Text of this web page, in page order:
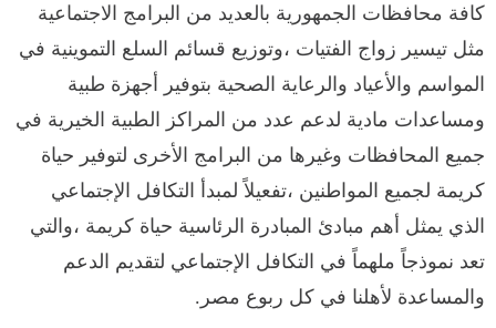
كافة محافظات الجمهورية بالعديد من البرامج الاجتماعية
مثل تيسير زواج الفتيات ،وتوزيع قسائم السلع التموينية في
المواسم والأعياد والرعاية الصحية بتوفير أجهزة طبية
ومساعدات مادية لدعم عدد من المراكز الطبية الخيرية في
جميع المحافظات وغيرها من البرامج الأخرى لتوفير حياة
كريمة لجميع المواطنين ،تفعيلاً لمبدأ التكافل الإجتماعي
الذي يمثل أهم مبادئ المبادرة الرئاسية حياة كريمة ،والتي
تعد نموذجاً ملهماً في التكافل الإجتماعي لتقديم الدعم
والمساعدة لأهلنا في كل ربوع مصر.